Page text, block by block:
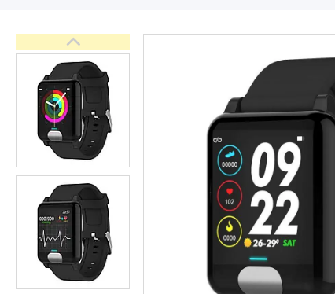
Доставка та оплата
Повернення та обмін